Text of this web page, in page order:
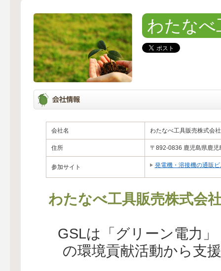
わたなべ
会社名 わたなべ工具販売株式会社
住所 〒892-0836 鹿児島県鹿児
参加サイト 発電機・溶接機の通販
わたなべ工具販売株式会
GSLは「グリーン電力
の環境貢献活動から支